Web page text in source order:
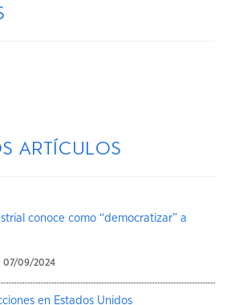
artículos
conoce como “democratizar” a
| 07/09/2024
en Estados Unidos